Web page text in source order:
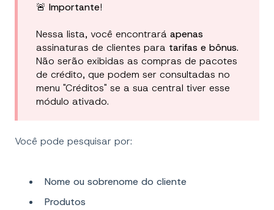
🚨 Importante!
Nessa lista, você encontrará apenas
assinaturas de clientes para tarifas e bônus.
Não serão exibidas as compras de pacotes
de crédito, que podem ser consultadas no
menu "Créditos" se a sua central tiver esse
módulo ativado.
Você pode pesquisar por:
Nome ou sobrenome do cliente
Produtos